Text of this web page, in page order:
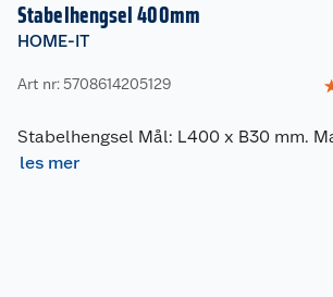
Stabelhengsel 400mm
HOME-IT
Art nr: 5708614205129
Stabelhengsel Mål: L400 x B30 mm.
les mer